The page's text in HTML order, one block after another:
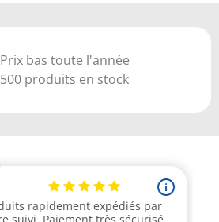
Prix bas toute l'année
500 produits en stock